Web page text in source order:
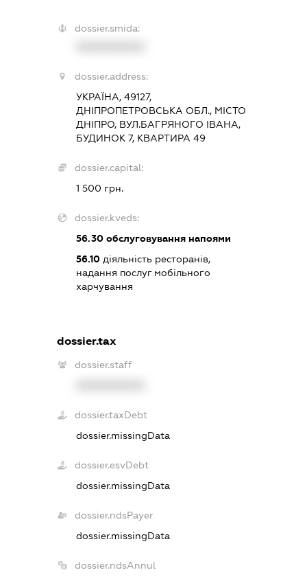
dossier.smida:
dossier.address:
УКРАЇНА, 49127,
ДНІПРОПЕТРОВСЬКА ОБЛ., МІСТО
ДНІПРО, ВУЛ.БАГРЯНОГО ІВАНА,
БУДИНОК 7, КВАРТИРА 49
dossier.capital:
1 500 грн.
dossier.kveds:
56.30 обслуговування напоями
56.10 діяльність ресторанів,
надання послуг мобільного
харчування
dossier.tax
dossier.staff
dossier.taxDebt
dossier.missingData
dossier.esvDebt
dossier.missingData
dossier.ndsPayer
dossier.missingData
dossier.ndsAnnul